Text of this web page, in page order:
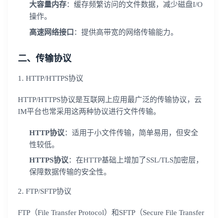
大容量内存：缓存频繁访问的文件数据，减少磁盘I/O
操作。
高速网络接口 ：提供高带宽的网络传输能力。
二、传输协议
1. HTTP/HTTPS协议
HTTP/HTTPS协议是互联网上应用最广泛的传输协议，云
IM平台也常采用这两种协议进行文件传输。
HTTP协议：适用于小文件传输，简单易用，但安全
性较低。
HTTPS协议：在HTTP基础上增加了SSL/TLS加密层，
保障数据传输的安全性。
2. FTP/SFTP协议
FTP（File Transfer Protocol）和SFTP（Secure File Transfer